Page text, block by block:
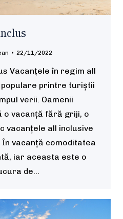
22/11/2022
Vacanțele în regim all
printre turiștii
verii. Oamenii
o vacanță fără griji, o
vacanțele all inclusive
vacanță comoditatea
iar aceasta este o
de…